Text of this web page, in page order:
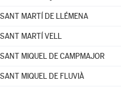
SANT MARTÍ DE LLÉMENA
SANT MARTÍ VELL
SANT MIQUEL DE CAMPMAJOR
SANT MIQUEL DE FLUVIÀ